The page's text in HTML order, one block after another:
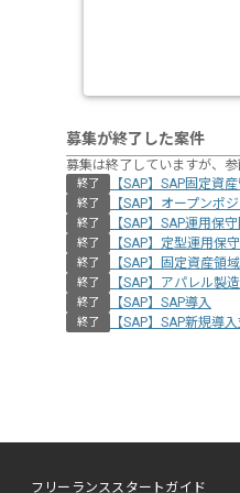
募集が終了した案件
募集は終了していますが、
終了 【SAP】SAP固定資
終了 【SAP】オープンポ
終了 【SAP】SAP運用保
終了 【SAP】定型運用保
終了 【SAP】固定資産領
終了 【SAP】アパレル製
終了 【SAP】SAP導入
終了 【SAP】SAP新規導
フリーランススタートガイド